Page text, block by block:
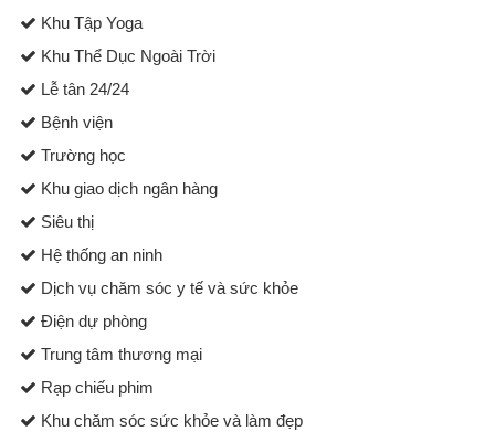
Khu Tập Yoga
Khu Thể Dục Ngoài Trời
Lễ tân 24/24
Bệnh viện
Trường học
Khu giao dịch ngân hàng
Siêu thị
Hệ thống an ninh
Dịch vụ chăm sóc y tế và sức khỏe
Điện dự phòng
Trung tâm thương mại
Rạp chiếu phim
Khu chăm sóc sức khỏe và làm đẹp